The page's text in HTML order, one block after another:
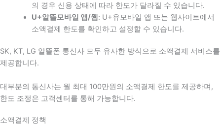
의 경우 신용 상태에 따라 한도가 달라질 수 있습니다.
U+알뜰모바일 앱/웹 : U+유모바일 앱 또는 웹사이트에서
소액결제 한도를 확인하고 설정할 수 있습니다.
SK, KT, LG 알뜰폰 통신사 모두 유사한 방식으로 소액결제 서비스를
제공합니다.
대부분의 통신사는 월 최대 100만원의 소액결제 한도를 제공하며,
한도 조정은 고객센터를 통해 가능합니다.
소액결제 정책